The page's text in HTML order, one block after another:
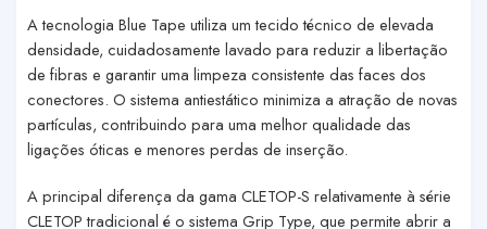
A tecnologia Blue Tape utiliza um tecido técnico de elevada
densidade, cuidadosamente lavado para reduzir a libertação
de fibras e garantir uma limpeza consistente das faces dos
conectores. O sistema antiestático minimiza a atração de novas
partículas, contribuindo para uma melhor qualidade das
ligações óticas e menores perdas de inserção.
A principal diferença da gama CLETOP-S relativamente à série
CLETOP tradicional é o sistema Grip Type, que permite abrir a